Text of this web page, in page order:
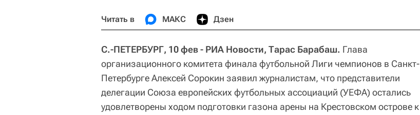
Читать в МАКС Дзен
С.-ПЕТЕРБУРГ, 10 фев - РИА Новости, Тарас Барабаш. Глава
организационного комитета финала футбольной Лиги чемпионов в Санкт-
Петербурге Алексей Сорокин заявил журналистам, что представители
делегации Союза европейских футбольных ассоциаций (УЕФА) остались
удовлетворены ходом подготовки газона арены на Крестовском острове к